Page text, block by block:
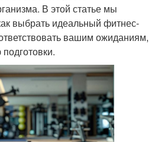
В этой статье мы
выбрать идеальный фитнес-
вашим ожиданиям,